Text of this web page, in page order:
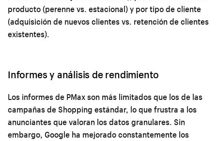
producto (perenne vs. estacional) y por tipo de cliente
(adquisición de nuevos clientes vs. retención de clientes
existentes).
Informes y análisis de rendimiento
Los informes de PMax son más limitados que los de las
campañas de Shopping estándar, lo que frustra a los
anunciantes que valoran los datos granulares. Sin
embargo, Google ha mejorado constantemente los